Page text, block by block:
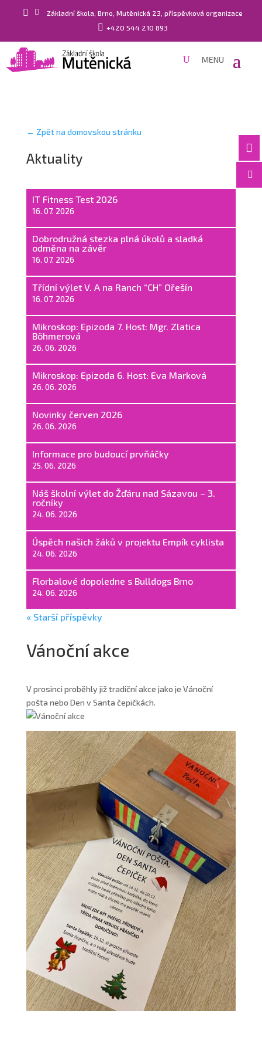
  Základní škola, Brno, Mutěnická 23, příspěvková organizace
 +420 544 210 893


← Zpět na domovskou stránku
Aktuality
IT Fitness Test 2026
16. 07. 2026
Dobrodružná stezka plná úkolů a sladká
odměna na závěr
16. 07. 2026
Třídní výlet V. A na Ranch “CH” Ořešín
16. 07. 2026
Mikroskop: Epizoda 7. Host: Mgr. Zlatica
Böhmerová
26. 06. 2026
Mikroskop: Epizoda 6. Host: Eva Marková
26. 06. 2026
Novinky červen 2026
26. 06. 2026
Informace pro budoucí prvňáčky
25. 06. 2026
Náš školní výlet do Žďáru nad Sázavou – 3.
ročníky
24. 06. 2026
Úspěch našich žáků v projektu Empík cyklista
24. 06. 2026
Florbalové dopoledne s Bulldogs Brno
24. 06. 2026
« Starší příspěvky
Vánoční akce
V prosinci proběhly již tradiční akce jako je Vánoční
pošta nebo Den v Santa čepičkách.